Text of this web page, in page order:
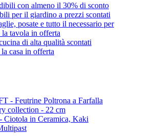
con almeno il 30% di sconto
per il giardino a prezzi scontati
posate e tutto il necessario per
la tavola in offerta
di alta qualità scontati
casa in offerta
- Feutrine Poltrona a Farfalla
collection - 22 cm
Ciotola in Ceramica, Kaki